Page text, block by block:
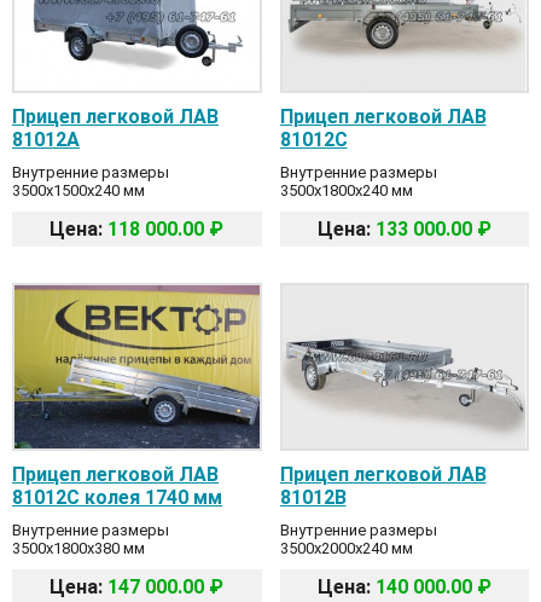
Прицеп легковой ЛАВ
81012A
Внутренние размеры
3500x1500x240 мм
Цена: 118 000.00 ₽
Прицеп легковой ЛАВ
81012C
Внутренние размеры
3500x1800x240 мм
Цена: 133 000.00 ₽
Прицеп легковой ЛАВ
81012C колея 1740 мм
Внутренние размеры
3500x1800x380 мм
Цена: 147 000.00 ₽
Прицеп легковой ЛАВ
81012B
Внутренние размеры
3500x2000x240 мм
Цена: 140 000.00 ₽